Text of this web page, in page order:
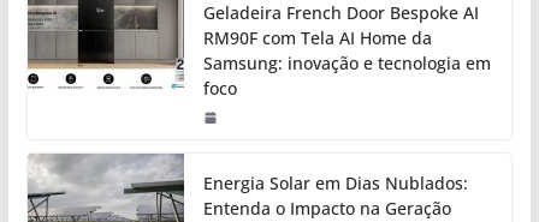
Geladeira French Door Bespoke AI
RM90F com Tela AI Home da
Samsung: inovação e tecnologia em
foco
Energia Solar em Dias Nublados:
Entenda o Impacto na Geração